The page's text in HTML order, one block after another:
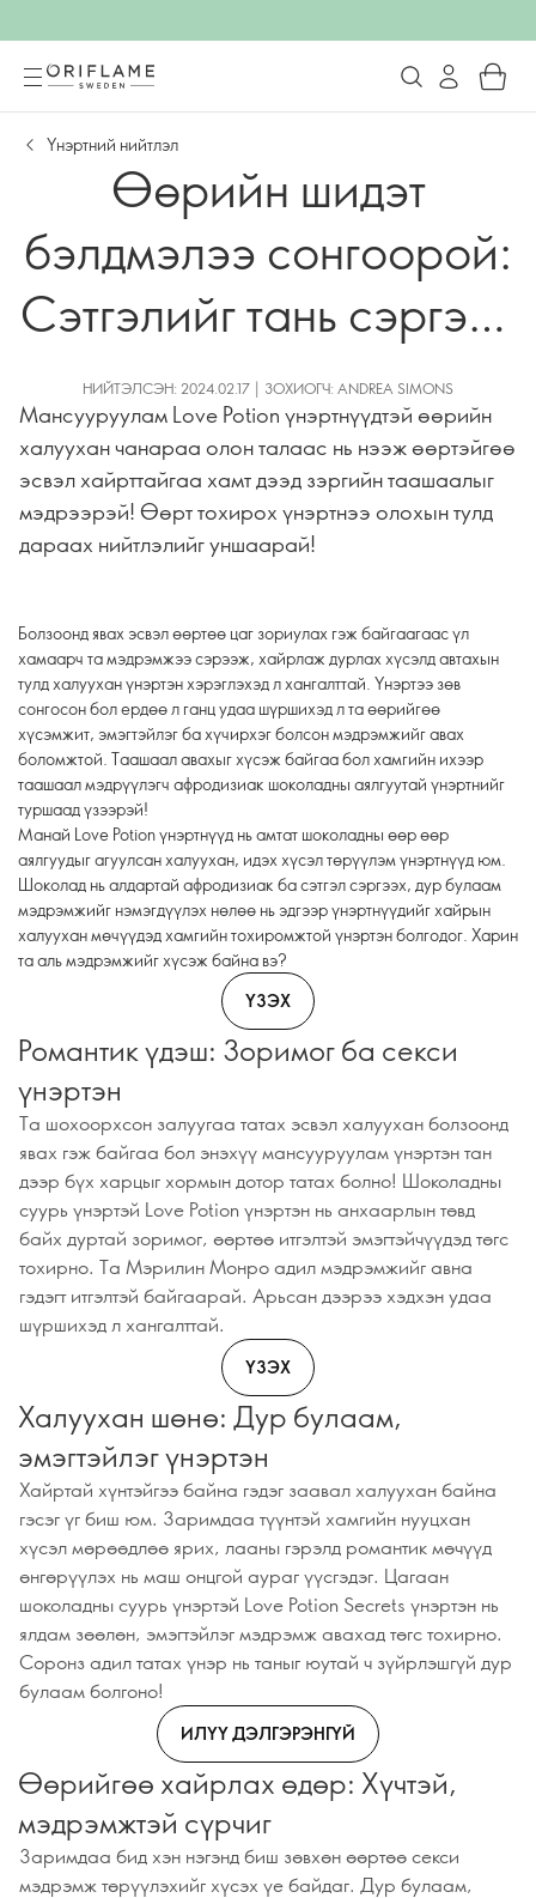
Үнэртний нийтлэл
Өөрийн шидэт
бэлдмэлээ сонгоорой:
Сэтгэлийг тань сэргээх
хамгийн халуухан
үнэртнүүд
НИЙТЭЛСЭН: 2024.02.17 | ЗОХИОГЧ: ANDREA SIMONS
Мансууруулам Love Potion үнэртнүүдтэй өөрийн
халуухан чанараа олон талаас нь нээж өөртэйгөө
эсвэл хайрттайгаа хамт дээд зэргийн таашаалыг
мэдрээрэй! Өөрт тохирох үнэртнээ олохын тулд
дараах нийтлэлийг уншаарай!
Болзоонд явах эсвэл өөртөө цаг зориулах гэж байгаагаас үл
хамаарч та мэдрэмжээ сэрээж, хайрлаж дурлах хүсэлд автахын
тулд халуухан үнэртэн хэрэглэхэд л хангалттай. Үнэртээ зөв
сонгосон бол ердөө л ганц удаа шүршихэд л та өөрийгөө
хүсэмжит, эмэгтэйлэг ба хүчирхэг болсон мэдрэмжийг авах
боломжтой. Таашаал авахыг хүсэж байгаа бол хамгийн ихээр
таашаал мэдрүүлэгч афродизиак шоколадны аялгуутай үнэртнийг
туршаад үзээрэй!
Манай Love Potion үнэртнүүд нь амтат шоколадны өөр өөр
аялгуудыг агуулсан халуухан, идэх хүсэл төрүүлэм үнэртнүүд юм.
Шоколад нь алдартай афродизиак ба сэтгэл сэргээх, дур булаам
мэдрэмжийг нэмэгдүүлэх нөлөө нь эдгээр үнэртнүүдийг хайрын
халуухан мөчүүдэд хамгийн тохиромжтой үнэртэн болгодог. Харин
та аль мэдрэмжийг хүсэж байна вэ?
ҮЗЭХ
Романтик үдэш: Зоримог ба секси
үнэртэн
Та шохоорхсон залуугаа татах эсвэл халуухан болзоонд
явах гэж байгаа бол энэхүү мансууруулам үнэртэн тан
дээр бүх харцыг хормын дотор татах болно! Шоколадны
суурь үнэртэй Love Potion үнэртэн нь анхаарлын төвд
байх дуртай зоримог, өөртөө итгэлтэй эмэгтэйчүүдэд төгс
тохирно. Та Мэрилин Монро адил мэдрэмжийг авна
гэдэгт итгэлтэй байгаарай. Арьсан дээрээ хэдхэн удаа
шүршихэд л хангалттай.
ҮЗЭХ
Халуухан шөнө: Дур булаам,
эмэгтэйлэг үнэртэн
Хайртай хүнтэйгээ байна гэдэг заавал халуухан байна
гэсэг үг биш юм. Заримдаа түүнтэй хамгийн нууцхан
хүсэл мөрөөдлөө ярих, лааны гэрэлд романтик мөчүүд
өнгөрүүлэх нь маш онцгой аураг үүсгэдэг. Цагаан
шоколадны суурь үнэртэй Love Potion Secrets үнэртэн нь
ялдам зөөлөн, эмэгтэйлэг мэдрэмж авахад төгс тохирно.
Соронз адил татах үнэр нь таныг юутай ч зүйрлэшгүй дур
булаам болгоно!
ИЛҮҮ ДЭЛГЭРЭНГҮЙ
Өөрийгөө хайрлах өдөр: Хүчтэй,
мэдрэмжтэй сүрчиг
Заримдаа бид хэн нэгэнд биш зөвхөн өөртөө секси
мэдрэмж төрүүлэхийг хүсэх үе байдаг. Дур булаам,